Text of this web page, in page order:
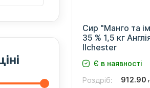
Сир "Манго та
35 % 1,5 кг
Ilchester
Є в наявності
Роздріб:
912.90